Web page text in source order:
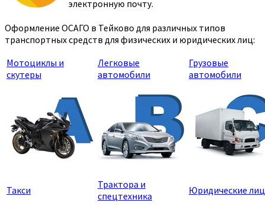
электронную почту.
Оформление ОСАГО в Тейково для различных типов
транспортных средств для физических и юридических лиц:
Мотоциклы и
скутеры
Легковые
автомобили
Грузовые
автомобили
Такси
Трактора и
спецтехника
Юридические